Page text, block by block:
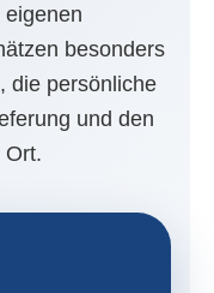
besonders
die persönliche
und den
Ort.